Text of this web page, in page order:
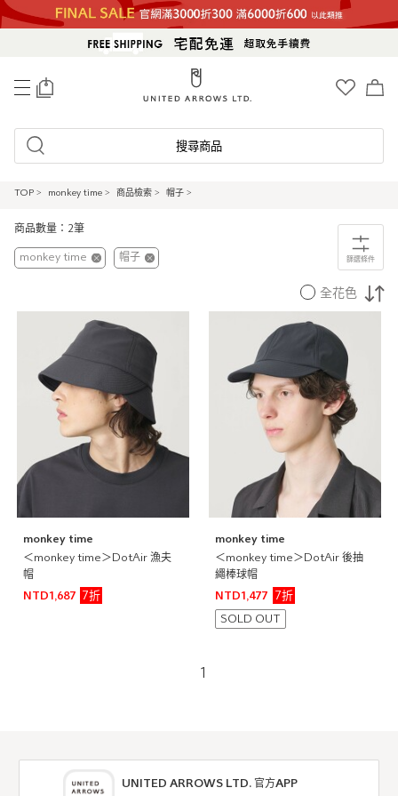
搜尋商品
TOP > monkey time > 商品檢索 > 帽子 >
商品數量：2筆
篩選條件
monkey time 帽子
全花色
monkey time
＜monkey time＞DotAir 漁夫
帽
NTD1,687
7折
monkey time
＜monkey time＞DotAir 後抽
繩棒球帽
NTD1,477
7折
SOLD OUT
1
UNITED ARROWS LTD. 官方APP